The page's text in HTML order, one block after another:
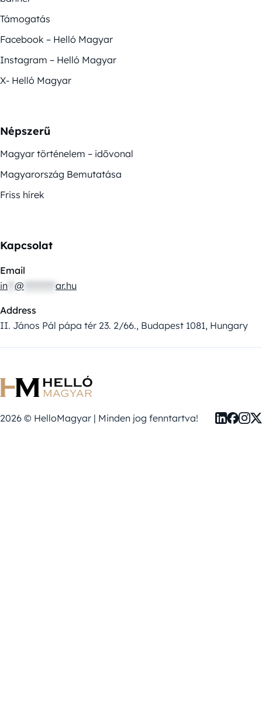
Támogatás
Facebook – Helló Magyar
Instagram – Helló Magyar
X- Helló Magyar
Népszerű
Magyar történelem – idővonal
Magyarország Bemutatása
Friss hírek
Kapcsolat
Email
in @ ar.hu
Address
II. János Pál pápa tér 23. 2/66., Budapest 1081, Hungary
2026 © HelloMagyar | Minden jog fenntartva!